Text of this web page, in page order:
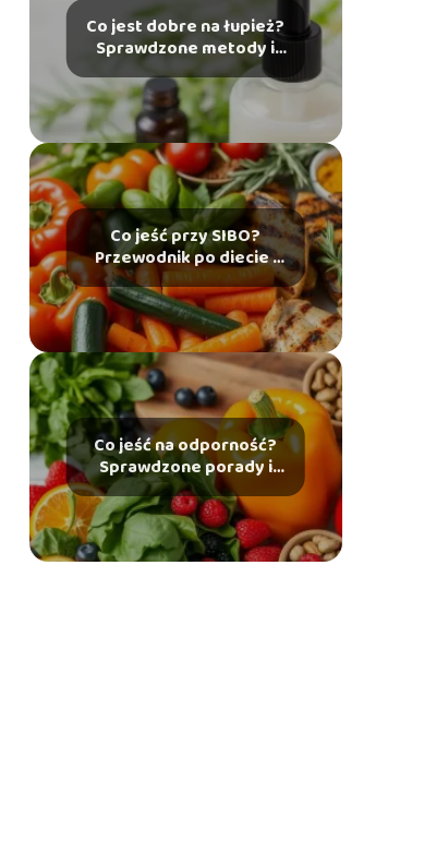
Co jest dobre na łupież?
Sprawdzone metody i
porady
Co jeść przy SIBO?
Przewodnik po diecie i
produktach
dozwolonych
Co jeść na odporność?
Sprawdzone porady i
wskazówki